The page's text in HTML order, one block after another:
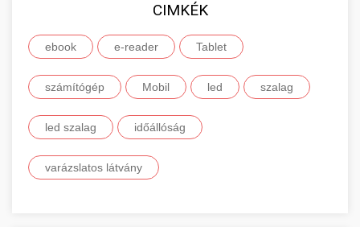
CIMKÉK
ebook e-reader Tablet
számítógép Mobil led szalag
led szalag időállóság
varázslatos látvány